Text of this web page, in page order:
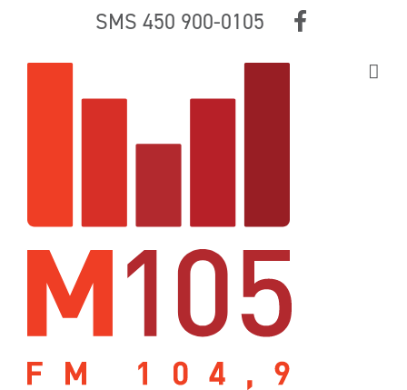
content
SMS 450 900-0105